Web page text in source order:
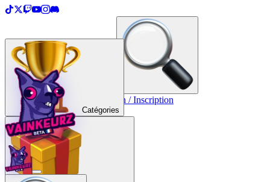
Créer une TopList Connexion / Inscription
Catégories